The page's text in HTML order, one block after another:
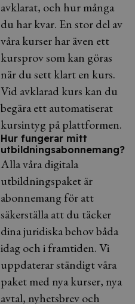
avklarat, och hur många
du har kvar. En stor del av
våra kurser har även ett
kursprov som kan göras
när du sett klart en kurs.
Vid avklarad kurs kan du
begära ett automatiserat
kursintyg på plattformen.
Hur fungerar mitt
utbildningsabonnemang?
Alla våra digitala
utbildningspaket är
abonnemang för att
säkerställa att du täcker
dina juridiska behov båda
idag och i framtiden. Vi
uppdaterar ständigt våra
paket med nya kurser, nya
avtal, nyhetsbrev och